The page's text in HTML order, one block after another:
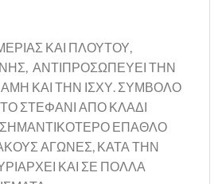
ΚΑΙ ΠΛΟΥΤΟΥ,
ΑΝΤΙΠΡΟΣΩΠΕΥΕΙ ΤΗΝ
ΚΑΙ ΤΗΝ ΙΣΧΥ. ΣΥΜΒΟΛΟ
ΤΟ ΣΤΕΦΑΝΙ ΑΠΟ ΚΛΑΔΙ
ΣΗΜΑΝΤΙΚΟΤΕΡΟ ΕΠΑΘΛΟ
ΑΓΩΝΕΣ, ΚΑΤΑ ΤΗΝ
ΚΑΙ ΣΕ ΠΟΛΛΑ